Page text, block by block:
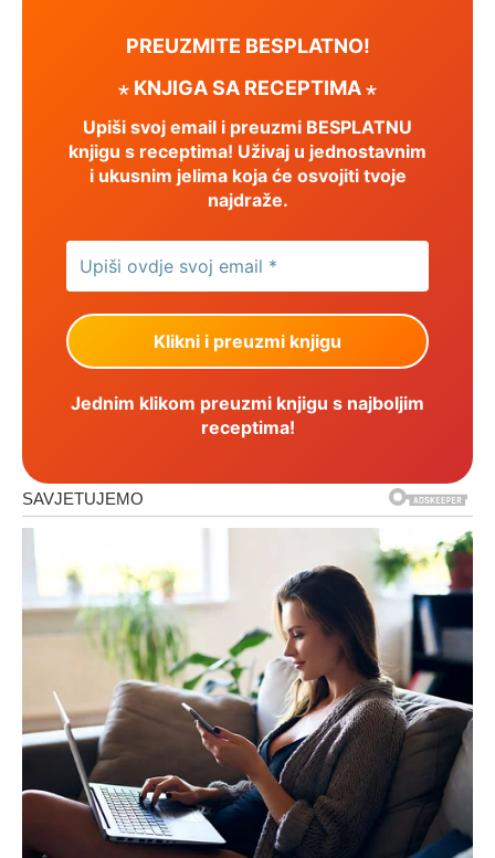
PREUZMITE BESPLATNO!
⋆ KNJIGA SA RECEPTIMA ⋆
Upiši svoj email i preuzmi BESPLATNU
knjigu s receptima! Uživaj u jednostavnim
i ukusnim jelima koja će osvojiti tvoje
najdraže.
Jednim klikom preuzmi knjigu s najboljim
receptima!